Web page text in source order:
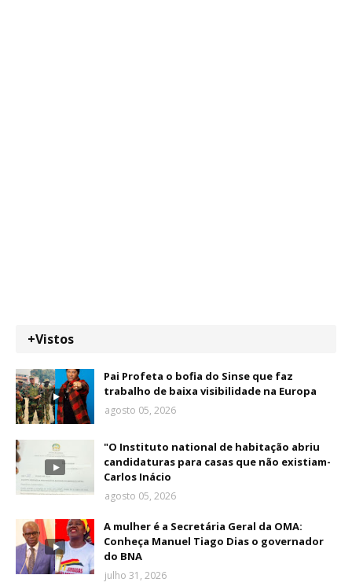
+Vistos
Pai Profeta o bofia do Sinse que faz
trabalho de baixa visibilidade na Europa
agosto 05, 2026
"O Instituto national de habitação abriu
candidaturas para casas que não existiam-
Carlos Inácio
agosto 05, 2026
A mulher é a Secretária Geral da OMA:
Conheça Manuel Tiago Dias o governador
do BNA
julho 31, 2026